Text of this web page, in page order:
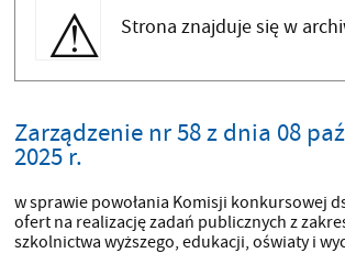
Strona znajduje się w
Zarządzenie nr 58 z dnia 08
2025 r.
w sprawie powołania Komisji konkursowej
ofert na realizację zadań publicznych z
szkolnictwa wyższego, edukacji, oświaty i